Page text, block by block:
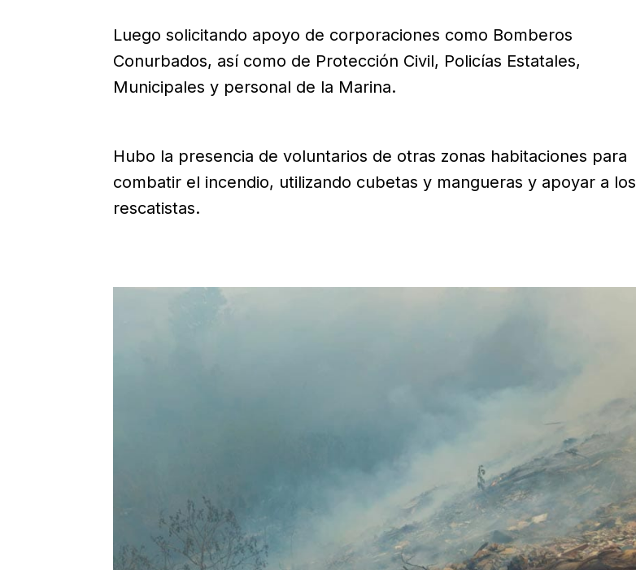
Luego solicitando apoyo de corporaciones como Bomberos
Conurbados, así como de Protección Civil, Policías Estatales,
Municipales y personal de la Marina.
Hubo la presencia de voluntarios de otras zonas habitaciones para
combatir el incendio, utilizando cubetas y mangueras y apoyar a los
rescatistas.